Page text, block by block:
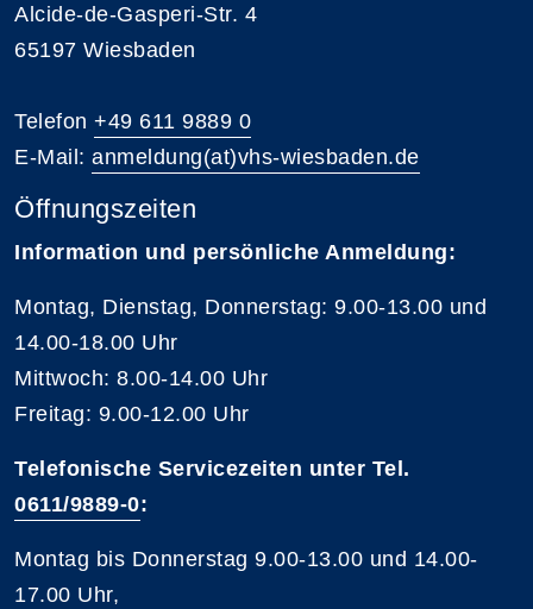
Alcide-de-Gasperi-Str. 4
65197 Wiesbaden
Telefon +49 611 9889 0
E-Mail: anmeldung(at)vhs-wiesbaden.de
Öffnungszeiten
Information und persönliche Anmeldung:
Montag, Dienstag, Donnerstag: 9.00-13.00 und
14.00-18.00 Uhr
Mittwoch: 8.00-14.00 Uhr
Freitag: 9.00-12.00 Uhr
Telefonische Servicezeiten unter Tel.
0611/9889-0:
Montag bis Donnerstag 9.00-13.00 und 14.00-
17.00 Uhr,